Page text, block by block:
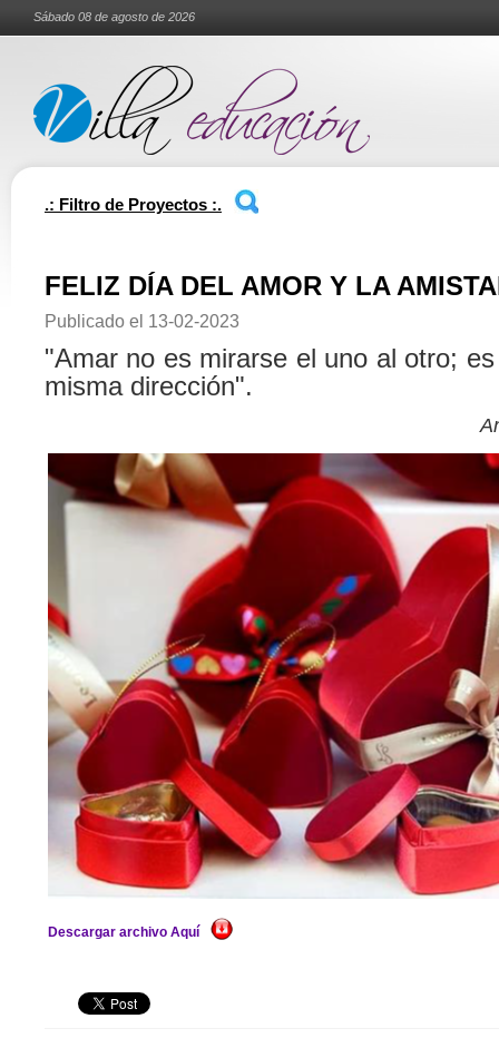
Sábado 08 de agosto de 2026
.: Filtro de Proyectos :.
FELIZ DÍA DEL AMOR Y LA
Publicado el 13-02-2023
"Amar no es mirarse el uno al otro;
misma dirección".
Descargar archivo Aquí